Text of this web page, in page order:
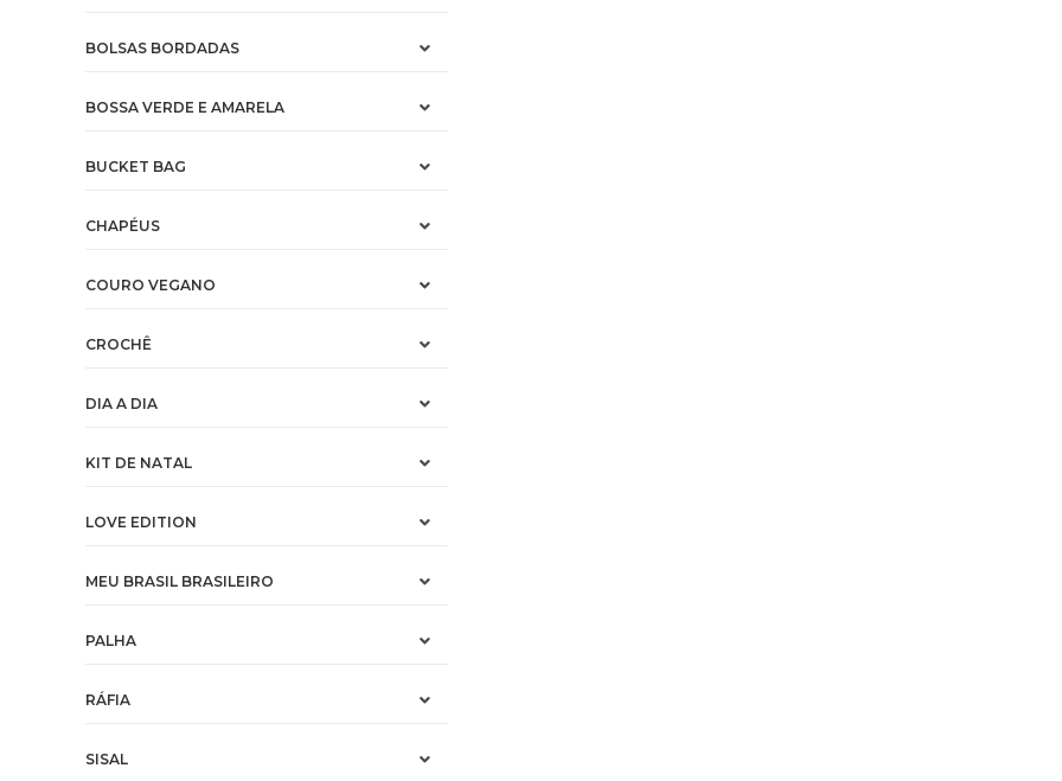
BOLSAS BORDADAS
BOSSA VERDE E AMARELA
BUCKET BAG
CHAPÉUS
COURO VEGANO
CROCHÊ
DIA A DIA
KIT DE NATAL
LOVE EDITION
MEU BRASIL BRASILEIRO
PALHA
RÁFIA
SISAL